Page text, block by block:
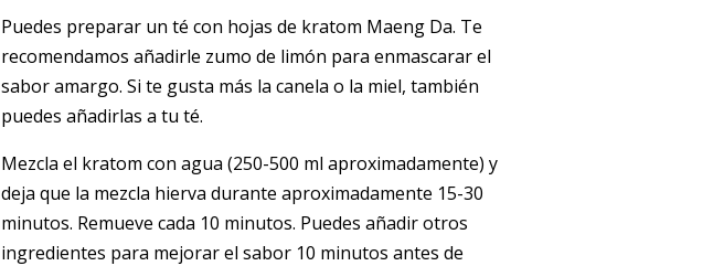
Puedes preparar un té con hojas de kratom Maeng Da. Te
recomendamos añadirle zumo de limón para enmascarar el
sabor amargo. Si te gusta más la canela o la miel, también
puedes añadirlas a tu té.
Mezcla el kratom con agua (250-500 ml aproximadamente) y
deja que la mezcla hierva durante aproximadamente 15-30
minutos. Remueve cada 10 minutos. Puedes añadir otros
ingredientes para mejorar el sabor 10 minutos antes de